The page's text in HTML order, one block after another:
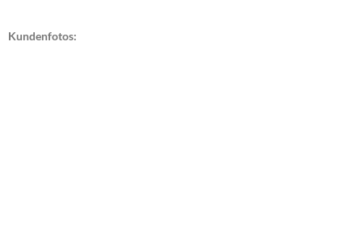
Kundenfotos: